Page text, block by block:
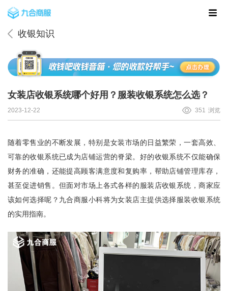
收银知识
女装店收银系统哪个好用？服装收银系统怎么选？
351 浏览
2023-12-22
随着零售业的不断发展，特别是女装市场的日益繁荣，一套高效、
可靠的收银系统已成为店铺运营的脊梁。好的收银系统不仅能确保
财务的准确，还能提高顾客满意度和复购率，帮助店铺管理库存，
甚至促进销售。但面对市场上各式各样的服装店收银系统，商家应
该如何选择呢？ 九合商服小科将为女装店主提供选择服装收银系统
的实用指南。